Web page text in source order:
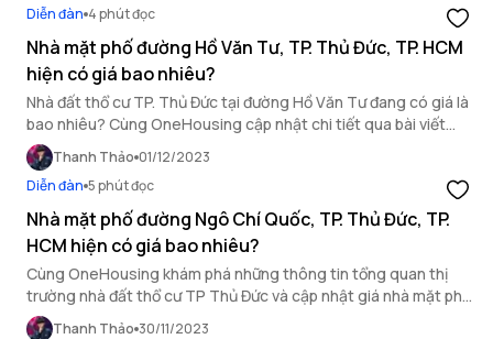
Diễn đàn 4 phút đọc
Nhà mặt phố đường Hồ Văn Tư, TP. Thủ Đức, TP. HCM
hiện có giá bao nhiêu?
Nhà đất thổ cư TP. Thủ Đức tại đường Hồ Văn Tư đang có giá là
bao nhiêu? Cùng OneHousing cập nhật chi tiết qua bài viết
sau.
Thanh Thảo 01/12/2023
Diễn đàn 5 phút đọc
Nhà mặt phố đường Ngô Chí Quốc, TP. Thủ Đức, TP.
HCM hiện có giá bao nhiêu?
Cùng OneHousing khám phá những thông tin tổng quan thị
trường nhà đất thổ cư TP Thủ Đức và cập nhật giá nhà mặt phố
đường Ngô Chí Quốc qua bài viết sau!
Thanh Thảo 30/11/2023